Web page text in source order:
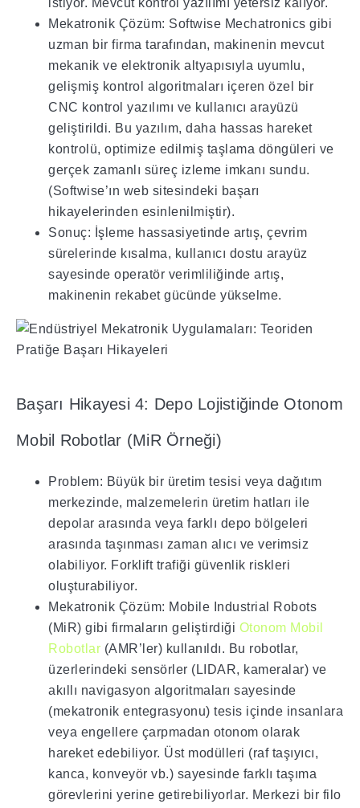
istiyor. Mevcut kontrol yazılımı yetersiz kalıyor.
Mekatronik Çözüm: Softwise Mechatronics gibi
uzman bir firma tarafından, makinenin mevcut
mekanik ve elektronik altyapısıyla uyumlu,
gelişmiş kontrol algoritmaları içeren özel bir
CNC kontrol yazılımı ve kullanıcı arayüzü
geliştirildi. Bu yazılım, daha hassas hareket
kontrolü, optimize edilmiş taşlama döngüleri ve
gerçek zamanlı süreç izleme imkanı sundu.
(Softwise’ın web sitesindeki başarı
hikayelerinden esinlenilmiştir).
Sonuç: İşleme hassasiyetinde artış, çevrim
sürelerinde kısalma, kullanıcı dostu arayüz
sayesinde operatör verimliliğinde artış,
makinenin rekabet gücünde yükselme.
Başarı Hikayesi 4: Depo Lojistiğinde Otonom
Mobil Robotlar (MiR Örneği)
Problem: Büyük bir üretim tesisi veya dağıtım
merkezinde, malzemelerin üretim hatları ile
depolar arasında veya farklı depo bölgeleri
arasında taşınması zaman alıcı ve verimsiz
olabiliyor. Forklift trafiği güvenlik riskleri
oluşturabiliyor.
Mekatronik Çözüm: Mobile Industrial Robots
(MiR) gibi firmaların geliştirdiği Otonom Mobil
Robotlar (AMR’ler) kullanıldı. Bu robotlar,
üzerlerindeki sensörler (LIDAR, kameralar) ve
akıllı navigasyon algoritmaları sayesinde
(mekatronik entegrasyonu) tesis içinde insanlara
veya engellere çarpmadan otonom olarak
hareket edebiliyor. Üst modülleri (raf taşıyıcı,
kanca, konveyör vb.) sayesinde farklı taşıma
görevlerini yerine getirebiliyorlar. Merkezi bir filo